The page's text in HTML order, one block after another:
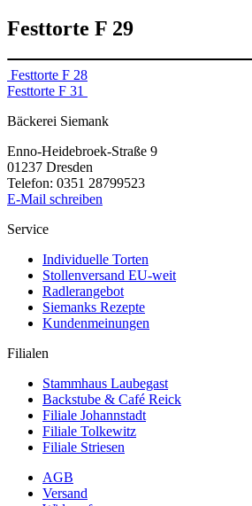
Festtorte F 29
Beitragsnavigation
Festtorte F 28
Festtorte F 31
Bäckerei Siemank
Enno-Heidebroek-Straße 9
01237 Dresden
Telefon: 0351 28799523
E-Mail schreiben
Service
Individuelle Torten
Stollenversand EU-weit
Radlerangebot
Siemanks Rezepte
Kundenmeinungen
Filialen
Stammhaus Laubegast
Backstube & Café Reick
Filiale Johannstadt
Filiale Tolkewitz
Filiale Striesen
AGB
Versand